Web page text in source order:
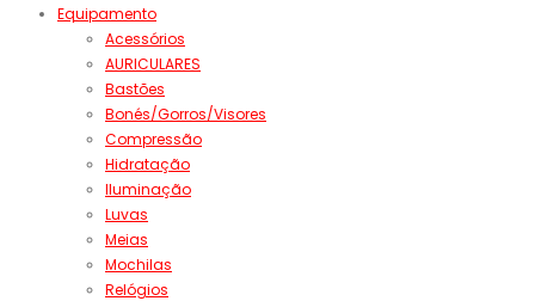
Equipamento
Acessórios
AURICULARES
Bastões
Bonés/Gorros/Visores
Compressão
Hidratação
Iluminação
Luvas
Meias
Mochilas
Relógios